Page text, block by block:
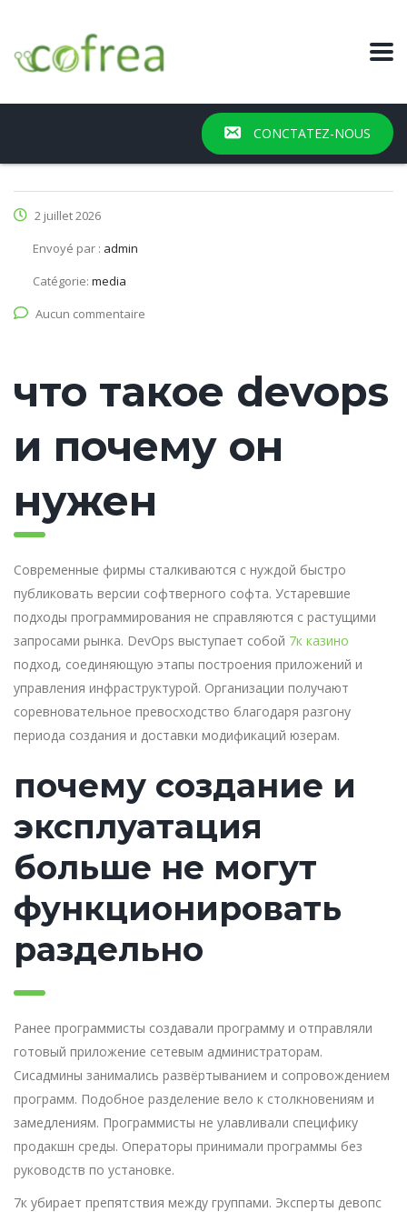
CONCTATEZ-NOUS
2 juillet 2026
Envoyé par : admin
Catégorie: media
Aucun commentaire
что такое devops
и почему он
нужен
Современные фирмы сталкиваются с нуждой быстро
публиковать версии софтверного софта. Устаревшие
подходы программирования не справляются с растущими
запросами рынка. DevOps выступает собой 7к казино
подход, соединяющую этапы построения приложений и
управления инфраструктурой. Организации получают
соревновательное превосходство благодаря разгону
периода создания и доставки модификаций юзерам.
почему создание и
эксплуатация
больше не могут
функционировать
раздельно
Ранее программисты создавали программу и отправляли
готовый приложение сетевым администраторам.
Сисадмины занимались развёртыванием и сопровождением
программ. Подобное разделение вело к столкновениям и
замедлениям. Программисты не улавливали специфику
продакшн среды. Операторы принимали программы без
руководств по установке.
7к убирает препятствия между группами. Эксперты девопс